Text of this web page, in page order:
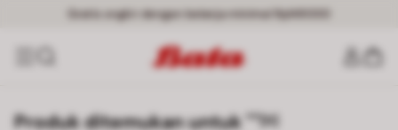
Gratis ongkir dengan belanja minimal Rp149000
Produk ditemukan untuk ""[0]